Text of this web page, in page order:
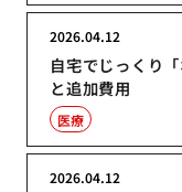
自宅でじっくり
と追加費用
2026.04.12
医療
2026.04.12